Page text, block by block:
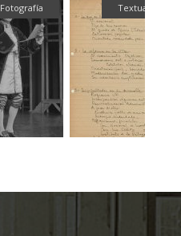
Fotografía Textual